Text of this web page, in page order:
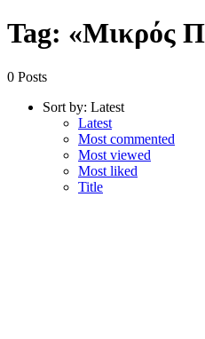
Tag: «Μικρός
0 Posts
Sort by: Latest
Latest
Most commented
Most viewed
Most liked
Title